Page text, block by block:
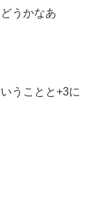
うかなあ
うことと+3に